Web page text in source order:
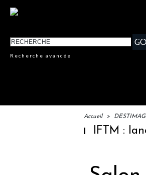
Recherche avancée
Accueil > DESTIMAG
IFTM :